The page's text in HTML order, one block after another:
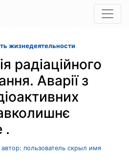
жизнедеятельности
радіаційного
Аварії з
.
пользователь скрыл имя